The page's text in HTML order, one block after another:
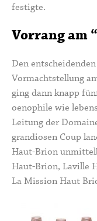
festigte.
Vorrang am
Den
Vormachtstellung
ging dann knapp
oenophile wie
Leitung der
grandiosen Coup
Haut-Brion
Haut-Brion, Laville
La Mission Haut